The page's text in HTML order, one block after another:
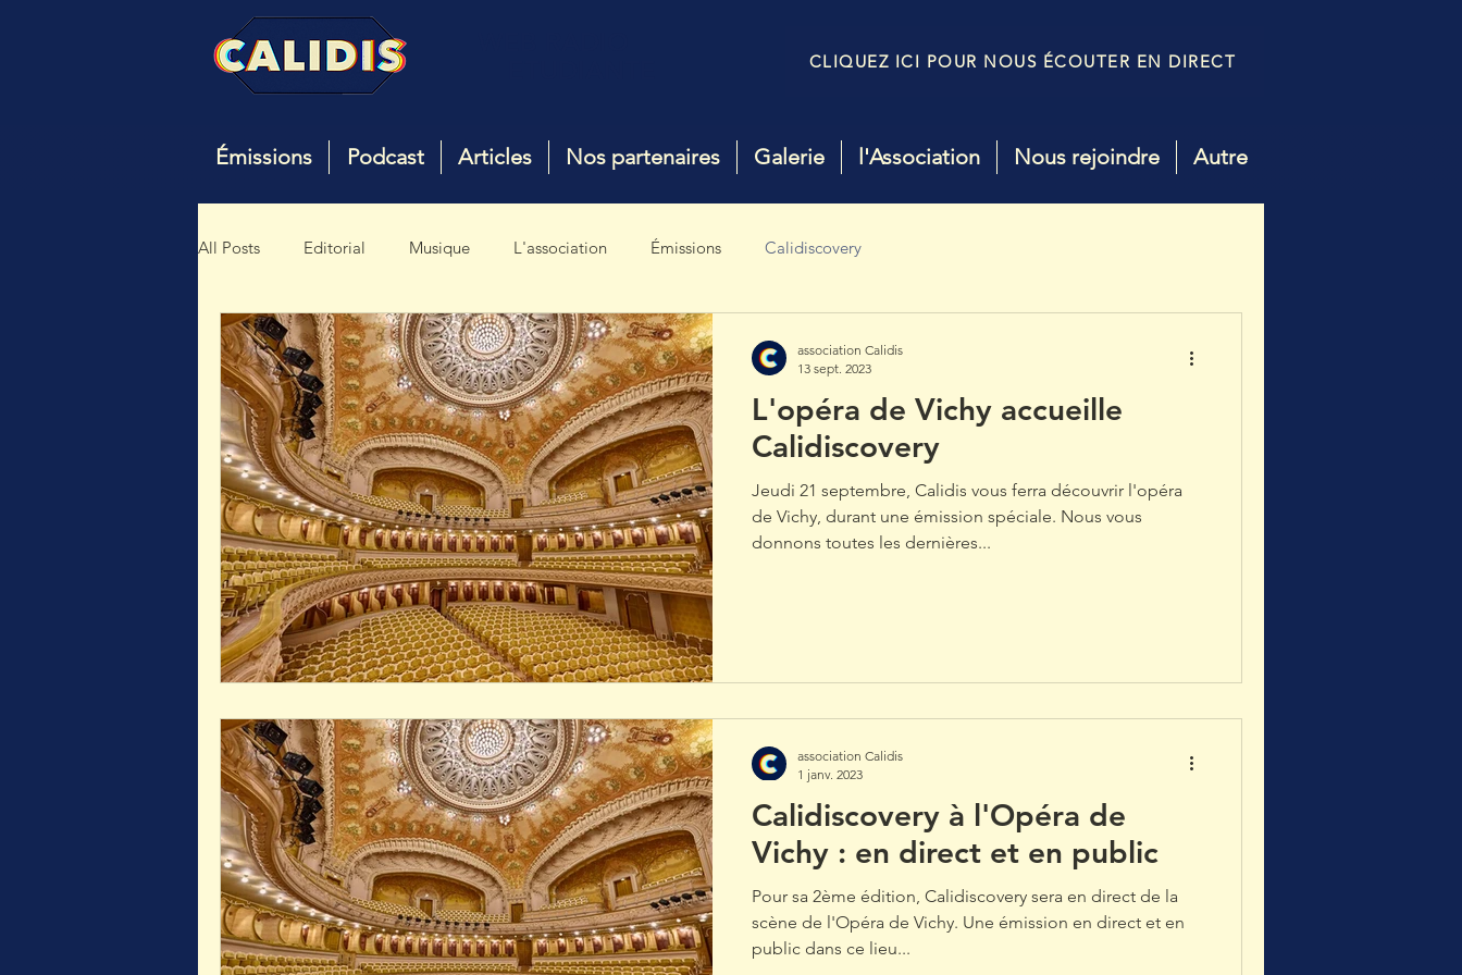
CLIQUEZ ICI POUR NOUS ÉCOUTER EN DIRECT
Émissions Podcast Articles Nos partenaires Galerie l'Association Nous rejoindre Autre
All Posts Editorial Musique L'association Émissions Calidiscovery
L'opéra de Vichy accueille
Calidiscovery
Jeudi 21 septembre, Calidis vous ferra découvrir l'opéra
de Vichy, durant une émission spéciale. Nous vous
donnons toutes les dernières...
association Calidis
13 sept. 2023
Calidiscovery à l'Opéra de
Vichy : en direct et en public
Pour sa 2ème édition, Calidiscovery sera en direct de la
scène de l'Opéra de Vichy. Une émission en direct et en
public dans ce lieu...
association Calidis
1 janv. 2023